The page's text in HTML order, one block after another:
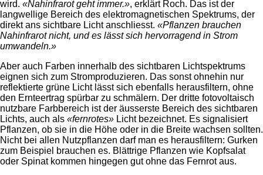
wird. «Nahinfrarot geht immer.», erklärt Roch. Das ist der
langwellige Bereich des elektromagnetischen Spektrums, der
direkt ans sichtbare Licht anschliesst. «Pflanzen brauchen
Nahinfrarot nicht, und es lässt sich hervorragend in Strom
umwandeln.»
Aber auch Farben innerhalb des sichtbaren Lichtspektrums
eignen sich zum Stromproduzieren. Das sonst ohnehin nur
reflektierte grüne Licht lässt sich ebenfalls herausfiltern, ohne
den Ernteertrag spürbar zu schmälern. Der dritte fotovoltaisch
nutzbare Farbbereich ist der äusserste Bereich des sichtbaren
Lichts, auch als «fernrotes» Licht bezeichnet. Es signalisiert
Pflanzen, ob sie in die Höhe oder in die Breite wachsen sollten.
Nicht bei allen Nutzpflanzen darf man es herausfiltern: Gurken
zum Beispiel brauchen es. Blättrige Pflanzen wie Kopfsalat
oder Spinat kommen hingegen gut ohne das Fernrot aus.